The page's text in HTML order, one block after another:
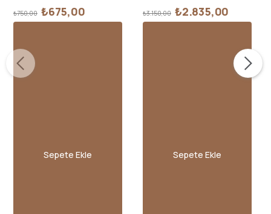
₺750,00 ₺675,00
Sepete Ekle
₺3.150,00 ₺2.835,00
Sepete Ekle